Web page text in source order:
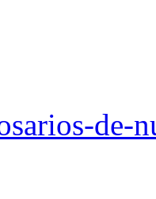
de-